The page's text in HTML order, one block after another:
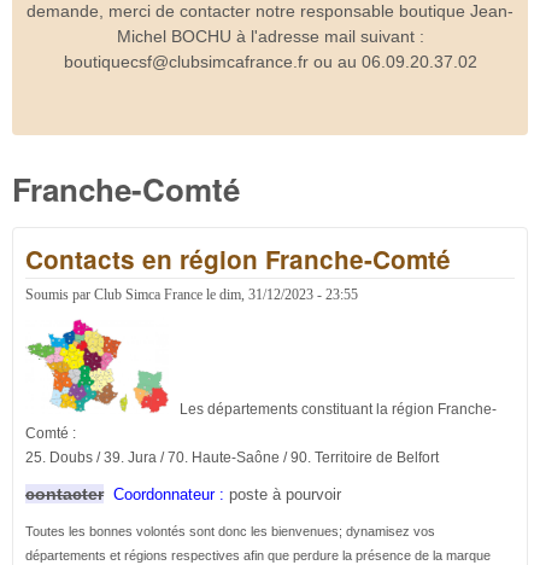
demande, merci de contacter notre responsable boutique Jean-
Michel BOCHU à l'adresse mail suivant :
boutiquecsf@clubsimcafrance.fr ou au 06.09.20.37.02
Franche-Comté
Contacts en région Franche-Comté
Soumis par Club Simca France le dim, 31/12/2023 - 23:55
Les départements constituant la région Franche-
Comté :
25. Doubs / 39. Jura / 70. Haute-Saône / 90. Territoire de Belfort
contacter Coordonnateur : poste à pourvoir
Toutes les bonnes volontés sont donc les bienvenues; dynamisez vos
départements et régions respectives afin que perdure la présence de la marque